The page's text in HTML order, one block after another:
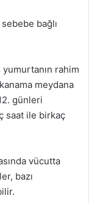
bağlı
rahim
meydana
günleri
saat ile birkaç
vücutta
bazı